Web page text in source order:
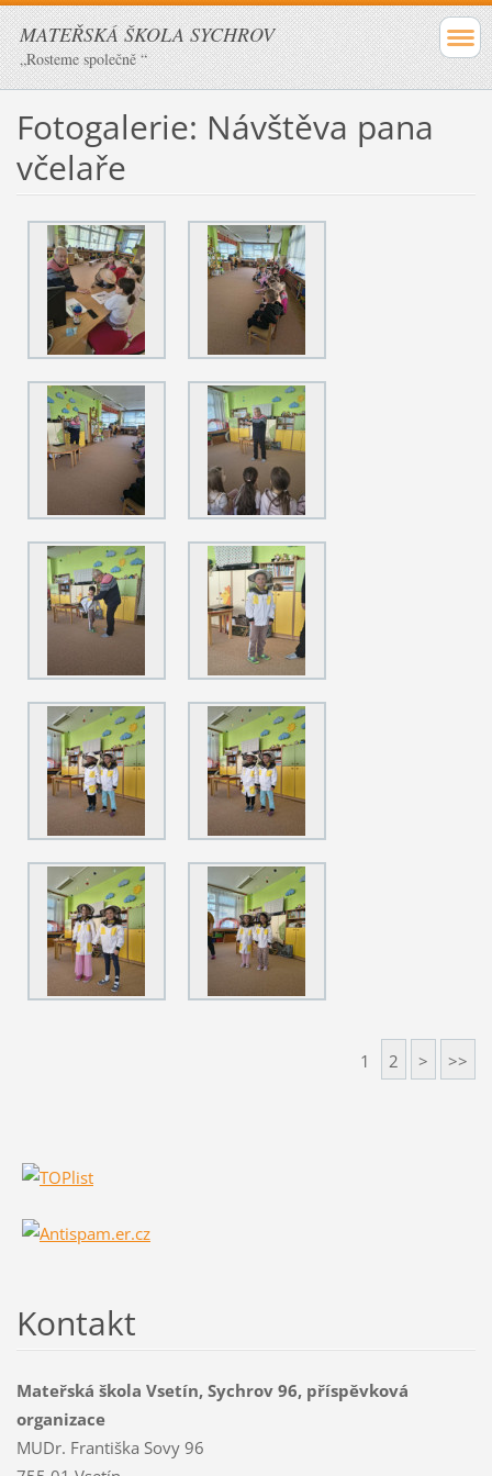
MATEŘSKÁ ŠKOLA SYCHROV
„Rosteme společně “
Fotogalerie: Návštěva pana
včelaře
1 2 > >>
Kontakt
Mateřská škola Vsetín, Sychrov 96, příspěvková
organizace
MUDr. Františka Sovy 96